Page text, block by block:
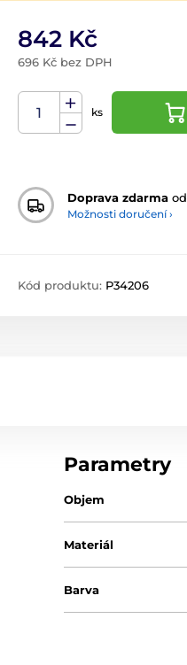
842 Kč
696 Kč bez DPH
ks
Doprava zdarma od
Možnosti doručení ›
Kód produktu: P34206
Parametry
Objem
Materiál
Barva